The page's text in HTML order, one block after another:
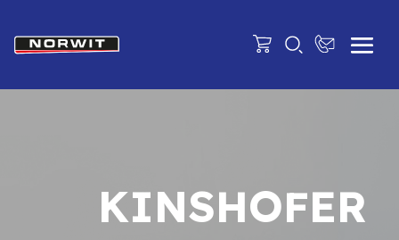
KINSHOFER